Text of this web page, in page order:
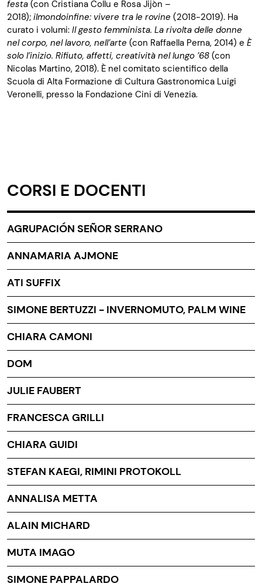
festa (con Cristiana Collu e Rosa Jijòn –
2018); ilmondoinfine: vivere tra le rovine (2018-2019). Ha
curato i volumi: Il gesto femminista. La rivolta delle donne
nel corpo, nel lavoro, nell’arte (con Raffaella Perna, 2014) e È
solo l’inizio. Rifiuto, affetti, creatività nel lungo ’68 (con
Nicolas Martino, 2018). È nel comitato scientifico della
Scuola di Alta Formazione di Cultura Gastronomica Luigi
Veronelli, presso la Fondazione Cini di Venezia.
CORSI E DOCENTI
AGRUPACIÓN SEÑOR SERRANO
ANNAMARIA AJMONE
ATI SUFFIX
SIMONE BERTUZZI - INVERNOMUTO, PALM WINE
CHIARA CAMONI
DOM
JULIE FAUBERT
FRANCESCA GRILLI
CHIARA GUIDI
STEFAN KAEGI, RIMINI PROTOKOLL
ANNALISA METTA
ALAIN MICHARD
MUTA IMAGO
SIMONE PAPPALARDO